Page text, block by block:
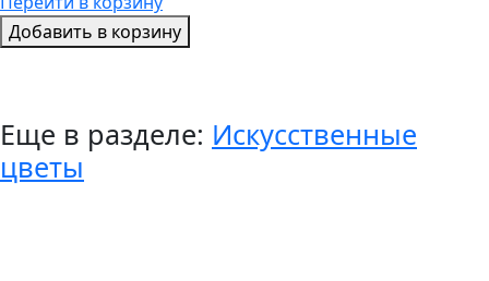
Добавить в корзину
Еще в разделе: Искусственные
цветы